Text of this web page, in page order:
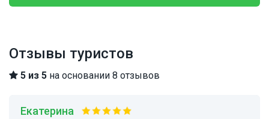
Отзывы туристов
5 из 5 на основании 8 отзывов
Екатерина